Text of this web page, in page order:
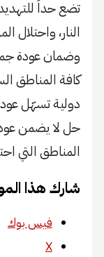
تضع حداً
النار، واحتلال
وضمان عودة
كافة المناطق
دولية تسهّل
حل لا يضمن
المناطق التي
شارك هذا
فيس بوك
X